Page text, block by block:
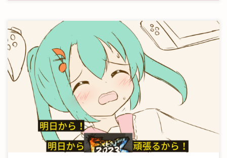
うんうん、わかるよ やる気が出ない時ってあるよね、自分
も夜は寝てばかりだし、YouTubeは毎日見て […]